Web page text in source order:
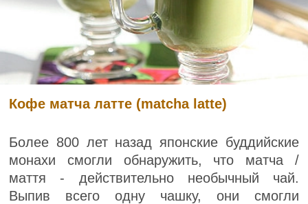
Кофе матча латте (matcha latte)
Более 800 лет назад японские буддийские
монахи смогли обнаружить, что матча /
маття - действительно необычный чай.
Выпив всего одну чашку, они смогли